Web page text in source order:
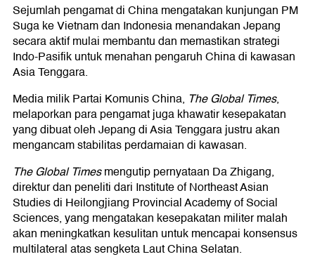
Sejumlah pengamat di China mengatakan kunjungan PM
Suga ke Vietnam dan Indonesia menandakan Jepang
secara aktif mulai membantu dan memastikan strategi
Indo-Pasifik untuk menahan pengaruh China di kawasan
Asia Tenggara.
Media milik Partai Komunis China, The Global Times,
melaporkan para pengamat juga khawatir kesepakatan
yang dibuat oleh Jepang di Asia Tenggara justru akan
mengancam stabilitas perdamaian di kawasan.
The Global Timesmengutip pernyataan Da Zhigang,
direktur dan peneliti dari Institute of Northeast Asian
Studies di Heilongjiang Provincial Academy of Social
Sciences, yang mengatakan kesepakatan militer malah
akan meningkatkan kesulitan untuk mencapai konsensus
multilateral atas sengketa Laut China Selatan.